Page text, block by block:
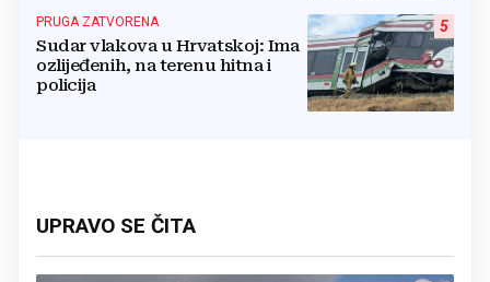
5
PRUGA ZATVORENA
Sudar vlakova u Hrvatskoj: Ima
ozlijeđenih, na terenu hitna i
policija
UPRAVO SE ČITA